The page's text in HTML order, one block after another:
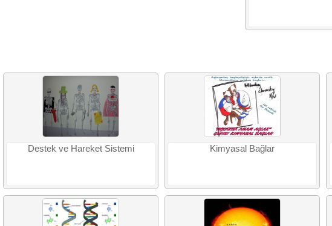
Destek ve Hareket Sistemi Kimyasal Bağlar